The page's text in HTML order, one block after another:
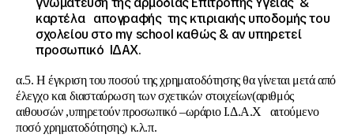
καρτέλα απογραφής της κτιριακής υποδομής του
σχολείου στο my school καθώς & αν υπηρετεί
προσωπικό ΙΔΑΧ.
α.5. Η έγκριση του ποσού της χρηματοδότησης θα γίνεται μετά από
έλεγχο και διασταύρωση των σχετικών στοιχείων(αριθμός
αιθουσών ,υπηρετούν προσωπικό –ωράριο Ι.Δ.Α.Χ αιτούμενο
ποσό χρηματοδότησης) κ.λ.π.